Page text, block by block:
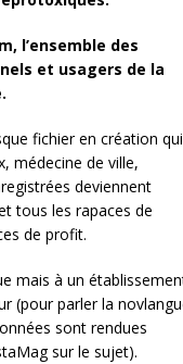
l’ensemble des
et usagers de la
fichier en création qui
médecine de ville,
deviennent
tous les rapaces de
de profit.
mais à un
(pour parler la
sont rendues
sur le sujet).